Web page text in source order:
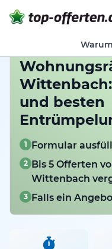
und besten
1 Formular
2 Bis 5 Offerten
Wittenbach
3 Falls ein